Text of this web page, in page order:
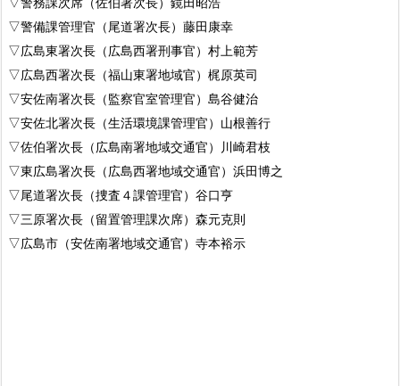
▽警備課管理官（尾道署次長）藤田康幸
▽広島東署次長（広島西署刑事官）村上範芳
▽広島西署次長（福山東署地域官）梶原英司
▽安佐南署次長（監察官室管理官）島谷健治
▽安佐北署次長（生活環境課管理官）山根善行
▽佐伯署次長（広島南署地域交通官）川崎君枝
▽東広島署次長（広島西署地域交通官）浜田博之
▽尾道署次長（捜査４課管理官）谷口亨
▽三原署次長（留置管理課次席）森元克則
▽広島市（安佐南署地域交通官）寺本裕示